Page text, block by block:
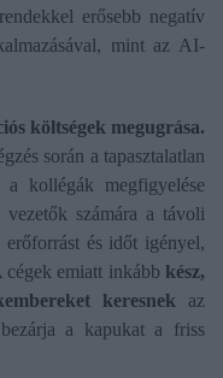
erősebb negatív
mint az AI-
költségek megugrása.
során a tapasztalatlan
kollégák megfigyelése
számára a távoli
erőforrást és időt igényel,
emiatt inkább kész,
keresnek az
a kapukat a friss